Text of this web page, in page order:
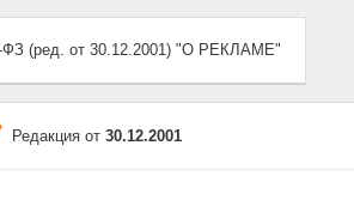
(ред. от 30.12.2001) "О РЕКЛАМЕ"
Редакция от 30.12.2001